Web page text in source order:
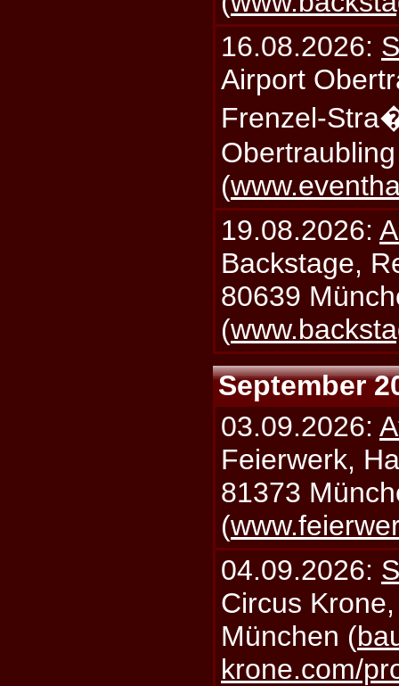
16.08.2026:
Airport
Frenzel-
(
19.08.2026:
Backstage,
80639
(
September
03.09.2026:
Feierwerk,
81373
(
04.09.2026:
Circus
München (
krone.com/